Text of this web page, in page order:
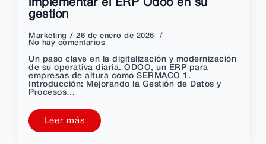
implementar el ERP Odoo en su
gestión
Marketing
26 de enero de 2026
No hay comentarios
Un paso clave en la digitalización y modernización
de su operativa diaria. ODOO, un ERP para
empresas de altura como SERMACO 1.
Introducción: Mejorando la Gestión de Datos y
Procesos…
Leer más